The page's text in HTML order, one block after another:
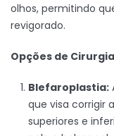
olhos, permitindo
revigorado.
Opções de
Blefaroplastia:
que visa corrigir
superiores e